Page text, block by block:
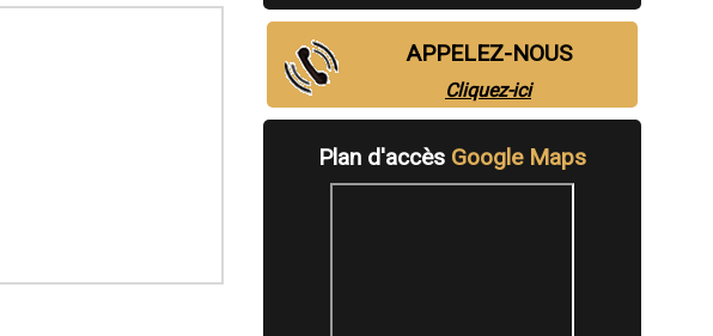
APPELEZ-NOUS
Cliquez-ici
Plan d'accès Google Maps